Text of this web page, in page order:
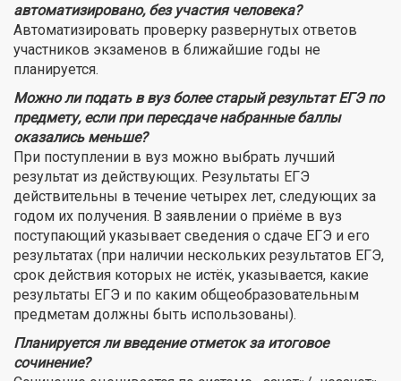
автоматизировано, без участия человека?
Автоматизировать проверку развернутых ответов
участников экзаменов в ближайшие годы не
планируется.
Можно ли подать в вуз более старый результат ЕГЭ по
предмету, если при пересдаче набранные баллы
оказались меньше?
При поступлении в вуз можно выбрать лучший
результат из действующих. Результаты ЕГЭ
действительны в течение четырех лет, следующих за
годом их получения. В заявлении о приёме в вуз
поступающий указывает сведения о сдаче ЕГЭ и его
результатах (при наличии нескольких результатов ЕГЭ,
срок действия которых не истёк, указывается, какие
результаты ЕГЭ и по каким общеобразовательным
предметам должны быть использованы).
Планируется ли введение отметок за итоговое
сочинение?